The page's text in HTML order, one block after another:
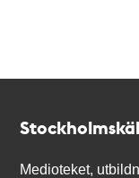
Medioteket,